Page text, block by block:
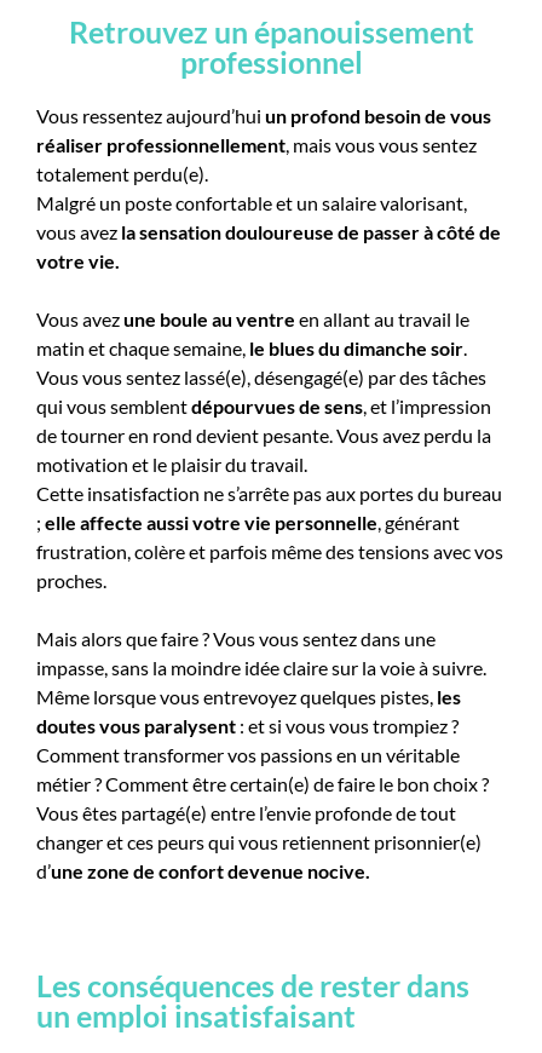
Retrouvez un épanouissement
professionnel
Vous ressentez aujourd’hui un profond besoin de vous
réaliser professionnellement, mais vous vous sentez
totalement perdu(e).
Malgré un poste confortable et un salaire valorisant,
vous avez la sensation douloureuse de passer à côté de
votre vie.
Vous avezune boule au ventre en allant au travail le
matin et chaque semaine, le blues du dimanche soir.
Vous vous sentez lassé(e), désengagé(e) par des tâches
qui vous semblentdépourvues de sens, et l’impression
de tourner en rond devient pesante. Vous avez perdu la
motivation et le plaisir du travail.
Cette insatisfaction ne s’arrête pas aux portes du bureau
; elle affecte aussi votre vie personnelle, générant
frustration, colère et parfois même des tensions avec vos
proches.
Mais alors que faire ? Vous vous sentez dans une
impasse, sans la moindre idée claire sur la voie à suivre.
Même lorsque vous entrevoyez quelques pistes, les
doutes vous paralysent : et si vous vous trompiez ?
Comment transformer vos passions en un véritable
métier ? Comment être certain(e) de faire le bon choix ?
Vous êtes partagé(e) entre l’envie profonde de tout
changer et ces peurs qui vous retiennent prisonnier(e)
d’une zone de confort devenue nocive.
Les conséquences de rester dans
un emploi insatisfaisant